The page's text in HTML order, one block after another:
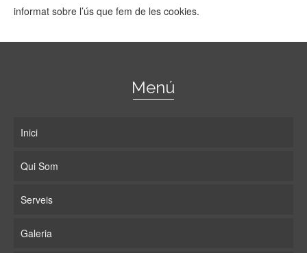
informat sobre l’ús que fem de les cookies.
Menú
Inici
Qui Som
Serveis
Galeria